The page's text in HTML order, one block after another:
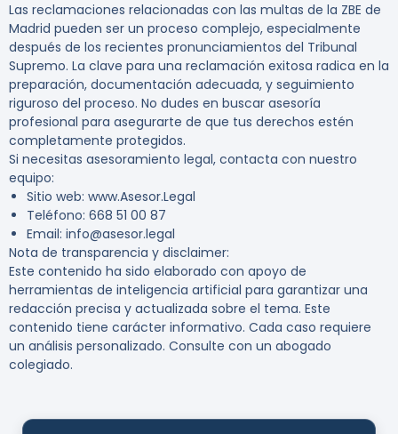
Las reclamaciones relacionadas con las multas de la ZBE de
Madrid pueden ser un proceso complejo, especialmente
después de los recientes pronunciamientos del Tribunal
Supremo. La clave para una reclamación exitosa radica en la
preparación, documentación adecuada, y seguimiento
riguroso del proceso. No dudes en buscar asesoría
profesional para asegurarte de que tus derechos estén
completamente protegidos.
Si necesitas asesoramiento legal, contacta con nuestro
equipo:
Sitio web: www.Asesor.Legal
Teléfono: 668 51 00 87
Email: info@asesor.legal
Nota de transparencia y disclaimer:
Este contenido ha sido elaborado con apoyo de
herramientas de inteligencia artificial para garantizar una
redacción precisa y actualizada sobre el tema. Este
contenido tiene carácter informativo. Cada caso requiere
un análisis personalizado. Consulte con un abogado
colegiado.